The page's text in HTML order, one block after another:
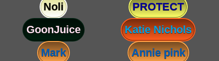
Noli
PROTECT
GoonJuice
Katie Nichols
Mark
Annie pink